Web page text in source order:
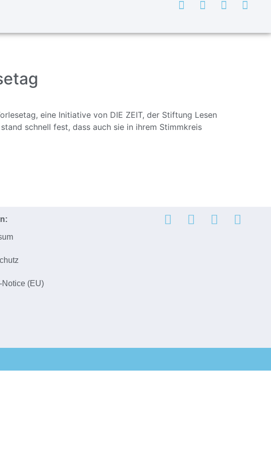
eine Initiative von DIE ZEIT, der Stiftung Lesen
schnell fest, dass auch sie in ihrem Stimmkreis
(EU)